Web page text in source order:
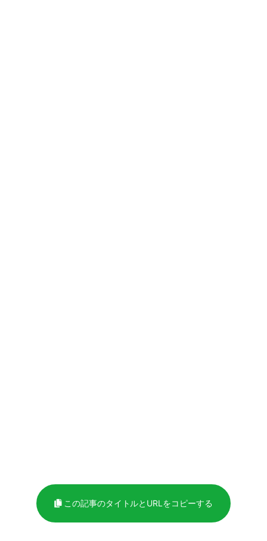
この記事のタイトルとURLをコピーする